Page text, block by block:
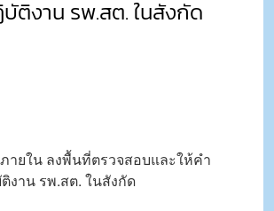
ติงาน รพ.สต. ในสังกัด
ายใน ลงพื้นที่ตรวจสอบและให้คำ
งาน รพ.สต. ในสังกัด